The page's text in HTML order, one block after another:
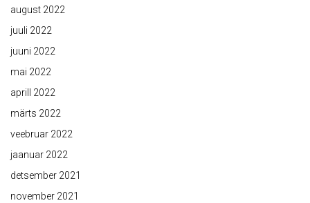
august 2022
juuli 2022
juuni 2022
mai 2022
aprill 2022
märts 2022
veebruar 2022
jaanuar 2022
detsember 2021
november 2021